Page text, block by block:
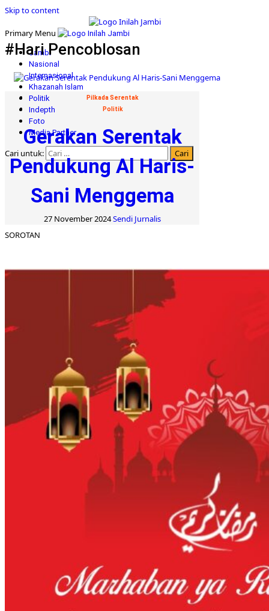
Skip to content
Primary Menu
Jambi
Nasional
Internasional
Khazanah Islam
Politik
Indepth
Foto
Media Partner
Cari untuk:
#Hari Pencoblosan
Pilkada Serentak
Politik
Gerakan Serentak
Pendukung Al Haris-
Sani Menggema
27 November 2024Sendi Jurnalis
SOROTAN